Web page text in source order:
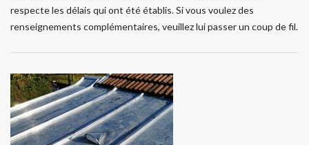
respecte les délais qui ont été établis. Si vous voulez des
renseignements complémentaires, veuillez lui passer un coup de fil.